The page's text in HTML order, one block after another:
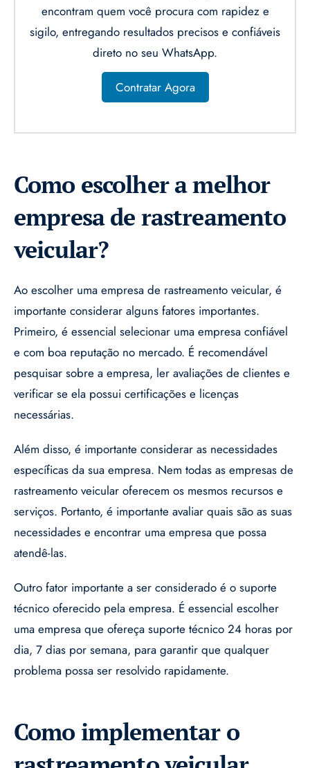
encontram quem você procura com rapidez e
sigilo, entregando resultados precisos e confiáveis
direto no seu WhatsApp.
Contratar Agora
Como escolher a melhor
empresa de rastreamento
veicular?
Ao escolher uma empresa de rastreamento veicular, é
importante considerar alguns fatores importantes.
Primeiro, é essencial selecionar uma empresa confiável
e com boa reputação no mercado. É recomendável
pesquisar sobre a empresa, ler avaliações de clientes e
verificar se ela possui certificações e licenças
necessárias.
Além disso, é importante considerar as necessidades
específicas da sua empresa. Nem todas as empresas de
rastreamento veicular oferecem os mesmos recursos e
serviços. Portanto, é importante avaliar quais são as suas
necessidades e encontrar uma empresa que possa
atendê-las.
Outro fator importante a ser considerado é o suporte
técnico oferecido pela empresa. É essencial escolher
uma empresa que ofereça suporte técnico 24 horas por
dia, 7 dias por semana, para garantir que qualquer
problema possa ser resolvido rapidamente.
Como implementar o